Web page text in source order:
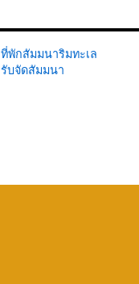
ที่พักสัมมนาริมทะเล
รับจัดสัมมนา